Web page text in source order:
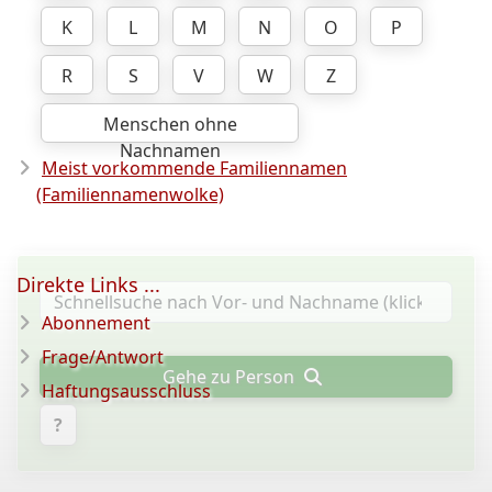
K L M N O
P
R
S V W
Z
Menschen ohne
Nachnamen
Meist vorkommende Familiennamen
(Familiennamenwolke)
Gehe zu Person
?
Direkte Links ...
Abonnement
Frage/Antwort
Haftungsausschluss